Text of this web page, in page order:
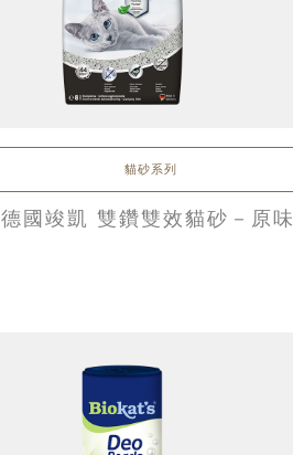
德國竣凱 雙鑽雙效貓砂－原味
貓砂系列